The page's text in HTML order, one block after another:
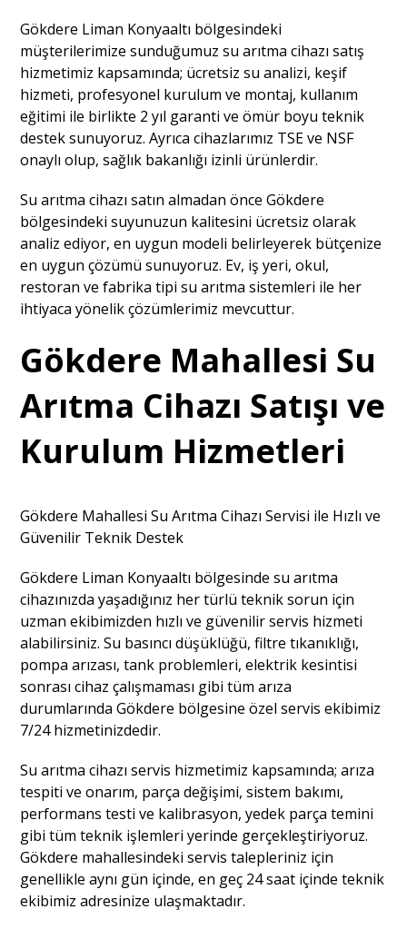
Gökdere Liman Konyaaltı bölgesindeki
müşterilerimize sunduğumuz su arıtma cihazı satış
hizmetimiz kapsamında; ücretsiz su analizi, keşif
hizmeti, profesyonel kurulum ve montaj, kullanım
eğitimi ile birlikte 2 yıl garanti ve ömür boyu teknik
destek sunuyoruz. Ayrıca cihazlarımız TSE ve NSF
onaylı olup, sağlık bakanlığı izinli ürünlerdir.
Su arıtma cihazı satın almadan önce Gökdere
bölgesindeki suyunuzun kalitesini ücretsiz olarak
analiz ediyor, en uygun modeli belirleyerek bütçenize
en uygun çözümü sunuyoruz. Ev, iş yeri, okul,
restoran ve fabrika tipi su arıtma sistemleri ile her
ihtiyaca yönelik çözümlerimiz mevcuttur.
Gökdere Mahallesi Su
Arıtma Cihazı Satışı ve
Kurulum Hizmetleri
Gökdere Mahallesi Su Arıtma Cihazı Servisi ile Hızlı ve
Güvenilir Teknik Destek
Gökdere Liman Konyaaltı bölgesinde su arıtma
cihazınızda yaşadığınız her türlü teknik sorun için
uzman ekibimizden hızlı ve güvenilir servis hizmeti
alabilirsiniz. Su basıncı düşüklüğü, filtre tıkanıklığı,
pompa arızası, tank problemleri, elektrik kesintisi
sonrası cihaz çalışmaması gibi tüm arıza
durumlarında Gökdere bölgesine özel servis ekibimiz
7/24 hizmetinizdedir.
Su arıtma cihazı servis hizmetimiz kapsamında; arıza
tespiti ve onarım, parça değişimi, sistem bakımı,
performans testi ve kalibrasyon, yedek parça temini
gibi tüm teknik işlemleri yerinde gerçekleştiriyoruz.
Gökdere mahallesindeki servis talepleriniz için
genellikle aynı gün içinde, en geç 24 saat içinde teknik
ekibimiz adresinize ulaşmaktadır.